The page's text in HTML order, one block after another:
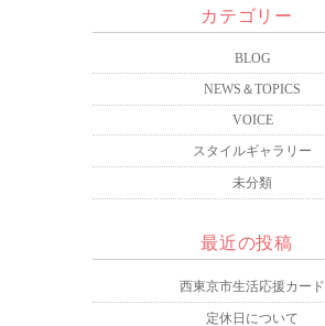
カテゴリー
BLOG
NEWS＆TOPICS
VOICE
スタイルギャラリー
未分類
最近の投稿
西東京市生活応援カード
定休日について